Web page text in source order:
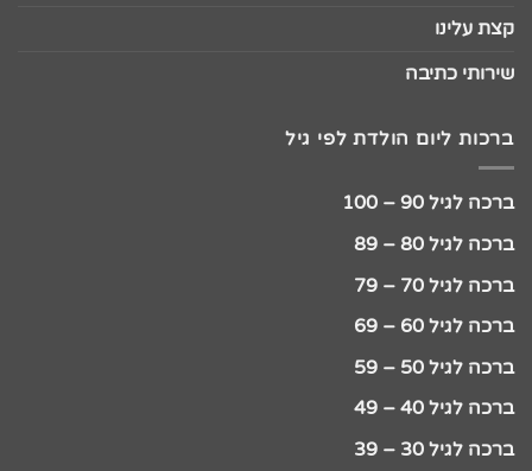
קצת עלינו
שירותי כתיבה
ברכות ליום הולדת לפי גיל
ברכה לגיל 90 – 100
ברכה לגיל 80 – 89
ברכה לגיל 70 – 79
ברכה לגיל 60 – 69
ברכה לגיל 50 – 59
ברכה לגיל 40 – 49
ברכה לגיל 30 – 39